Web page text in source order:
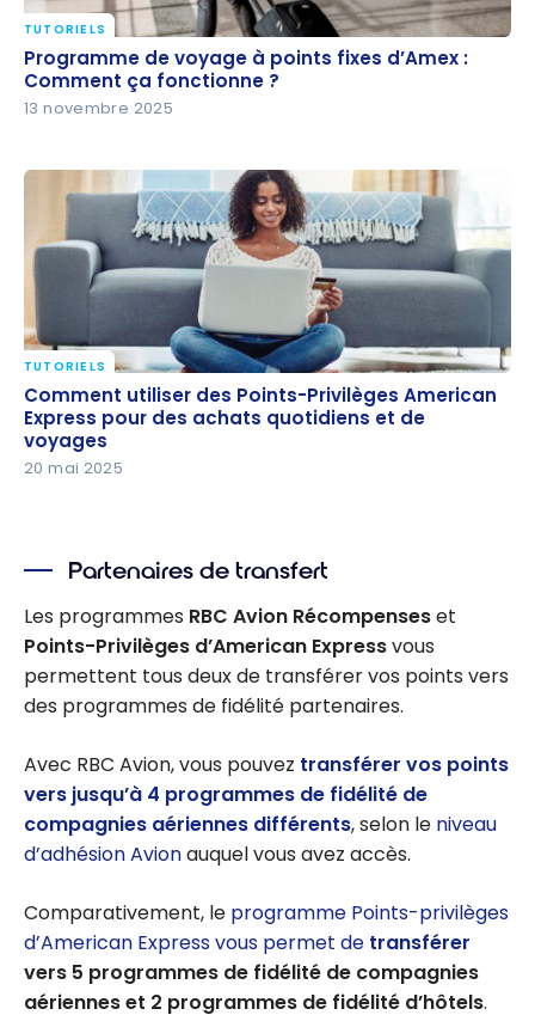
Programme de voyage à points fixes d’Amex :
Comment ça fonctionne ?
TUTORIELS
Programme de voyage à points fixes d’Amex :
Comment ça fonctionne ?
13 novembre 2025
Comment utiliser des Points-Privilèges American
Express pour des achats quotidiens et de voyages
TUTORIELS
Comment utiliser des Points-Privilèges American
Express pour des achats quotidiens et de
voyages
20 mai 2025
Partenaires de transfert
Les programmes RBC Avion Récompenseset
Points-Privilèges d’American Expressvous
permettent tous deux de transférer vos points vers
des programmes de fidélité partenaires.
Avec RBC Avion, vous pouvez transférer vos points
vers jusqu’à 4 programmes de fidélité de
compagnies aériennes différents, selon le niveau
d’adhésion Avionauquel vous avez accès.
Comparativement, le programme Points-privilèges
d’American Express vous permet de transférer
vers 5 programmes de fidélité de compagnies
aériennes et 2 programmes de fidélité d’hôtels.